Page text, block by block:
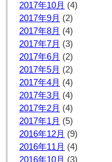
2017年10月 (4)
2017年9月 (2)
2017年8月 (4)
2017年7月 (3)
2017年6月 (2)
2017年5月 (2)
2017年4月 (4)
2017年3月 (4)
2017年2月 (4)
2017年1月 (5)
2016年12月 (9)
2016年11月 (4)
2016年10月 (3)